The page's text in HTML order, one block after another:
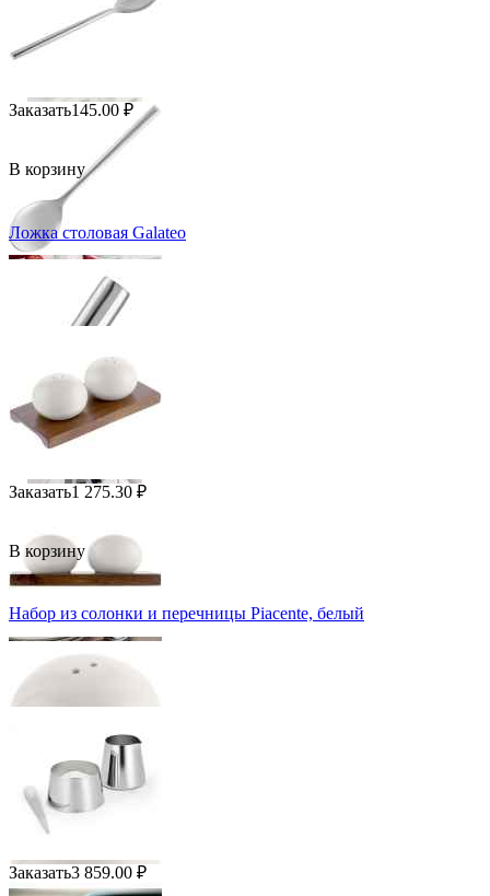
Заказать145.00 ₽
В корзину
Ложка столовая Galateo
Заказать1 275.30 ₽
В корзину
Набор из солонки и перечницы Piacente, белый
Заказать3 859.00 ₽